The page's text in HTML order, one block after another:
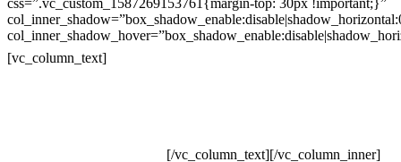
[vc_column_text]
[/vc_column_text][/vc_column_inner]